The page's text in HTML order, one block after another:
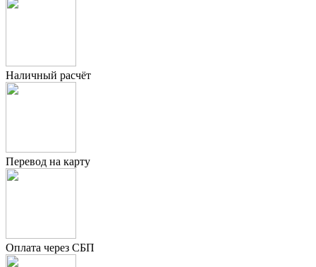
Наличный расчёт
Перевод на карту
Оплата через СБП